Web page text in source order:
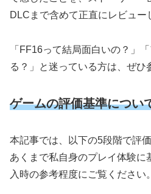
DLCまで含めて正直にレビュー
「FF16って結局面白いの？」
る？」と迷っている方は、ぜひ
ゲームの評価基準につい
本記事では、以下の5段階で評価
あくまで私自身のプレイ体験に
入時の参考程度にご覧ください。